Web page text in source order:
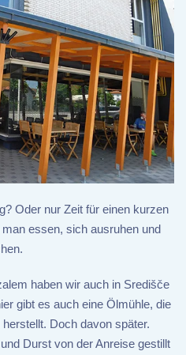
Oder nur Zeit für einen kurzen
essen, sich ausruhen und
haben wir auch in Središče
gibt es auch eine Ölmühle, die
Doch davon später.
Durst von der Anreise gestillt